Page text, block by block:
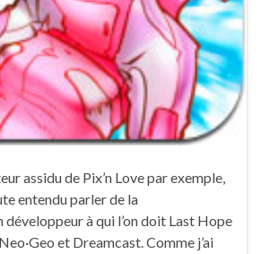
assidu de Pix’n Love par exemple,
entendu parler de la
développeur à qui l’on doit Last Hope
et Dreamcast. Comme j’ai